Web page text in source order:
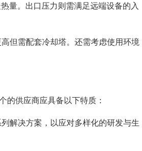
量。出口压力则需满足远端设备的入
但需配套冷却塔。还需考虑使用环境
的供应商应具备以下特质：
解决方案，以应对多样化的研发与生